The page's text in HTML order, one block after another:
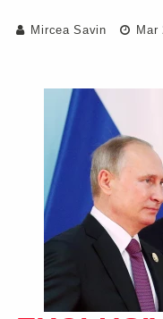
Mircea Savin Mar